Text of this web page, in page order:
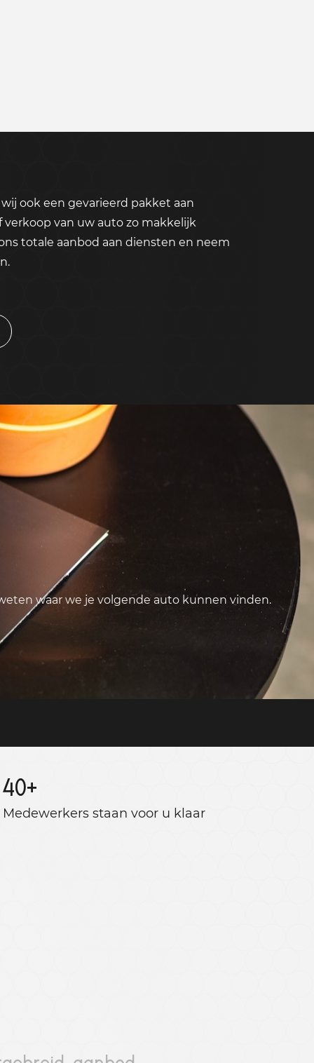
ook een gevarieerd pakket aan
verkoop van uw auto zo makkelijk
totale aanbod aan diensten en neem
waar we je volgende auto kunnen vinden.
40+
Medewerkers staan ​​voor u klaar